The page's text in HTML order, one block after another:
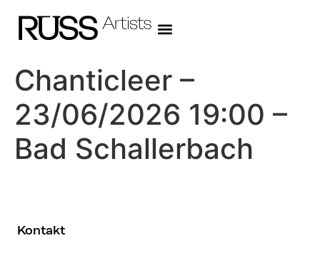
Chanticleer –
23/06/2026 19:00 –
Bad Schallerbach
Kontakt